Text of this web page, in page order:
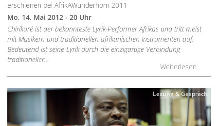
erschienen bei AfrikAWunderhorn 2011
Mo, 14. Mai 2012 - 20 Uhr
Chirikuré ist der bekannteste Lyrik-Performer Afrikas und tritt meist
mit Musikern und traditionellen afrikanischen Instrumenten auf.
Bedeutend ist seine Lyrik durch die einzigartige Verbindung
traditioneller…
Weiterlesen
Lesung & Gespräch